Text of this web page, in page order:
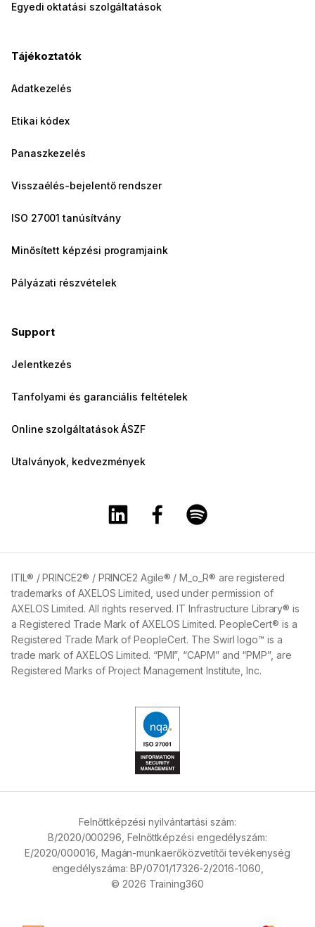
Egyedi oktatási szolgáltatások
Tájékoztatók
Adatkezelés
Etikai kódex
Panaszkezelés
Visszaélés-bejelentő rendszer
ISO 27001 tanúsítvány
Minősített képzési programjaink
Pályázati részvételek
Support
Jelentkezés
Tanfolyami és garanciális feltételek
Online szolgáltatások ÁSZF
Utalványok, kedvezmények
A Training360 Linkedin oldala
A Training360 Facebook
ITIL® / PRINCE2® / PRINCE2 Agile® / M_o_R® are registered
trademarks of AXELOS Limited, used under permission of
AXELOS Limited. All rights reserved. IT Infrastructure Library® is
a Registered Trade Mark of AXELOS Limited. PeopleCert® is a
Registered Trade Mark of PeopleCert. The Swirl logo™ is a
trade mark of AXELOS Limited. “PMI”, “CAPM” and “PMP”, are
Registered Marks of Project Management Institute, Inc.
Felnőttképzési nyilvántartási szám:
B/2020/000296, Felnőttképzési engedélyszám:
E/2020/000016, Magán-munkaerőközvetítői tevékenység
engedélyszáma:BP/0701/17326-2/2016-1060,
© 2026 Training360